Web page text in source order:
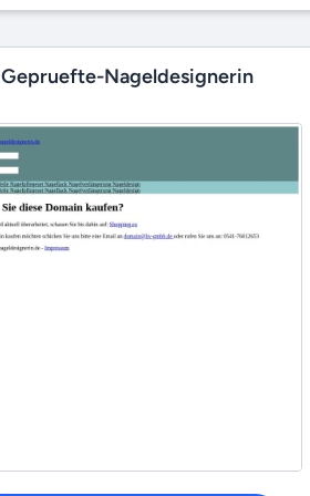
Gepruefte-Nageldesignerin